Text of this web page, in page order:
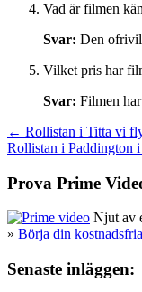
Vad är filmen
Svar: Den
Vilket pris har
Svar: Filmen
← Rollistan i Titta vi
Rollistan i Paddington
Prova Prime
Njut av
» Börja din
Senaste inläggen: